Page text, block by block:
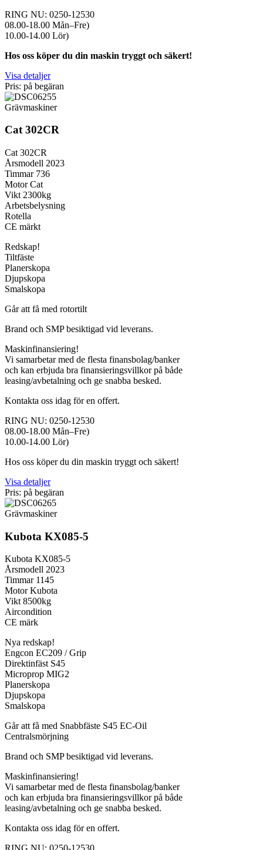
RING NU: 0250-12530
08.00-18.00 Mån–Fre)
10.00-14.00 Lör)
Hos oss köper du din maskin tryggt och säkert!
Visa detaljer
Pris: på begäran
Grävmaskiner
Cat 302CR
Cat 302CR
Årsmodell 2023
Timmar 736
Motor Cat
Vikt 2300kg
Arbetsbelysning
Rotella
CE märkt
Redskap!
Tiltfäste
Planerskopa
Djupskopa
Smalskopa
Går att få med rotortilt
Brand och SMP besiktigad vid leverans.
Maskinfinansiering!
Vi samarbetar med de flesta finansbolag/banker
och kan erbjuda bra finansieringsvillkor på både
leasing/avbetalning och ge snabba besked.
Kontakta oss idag för en offert.
RING NU: 0250-12530
08.00-18.00 Mån–Fre)
10.00-14.00 Lör)
Hos oss köper du din maskin tryggt och säkert!
Visa detaljer
Pris: på begäran
Grävmaskiner
Kubota KX085-5
Kubota KX085-5
Årsmodell 2023
Timmar 1145
Motor Kubota
Vikt 8500kg
Aircondition
CE märk
Nya redskap!
Engcon EC209 / Grip
Direktinfäst S45
Microprop MIG2
Planerskopa
Djupskopa
Smalskopa
Går att få med Snabbfäste S45 EC-Oil
Centralsmörjning
Brand och SMP besiktigad vid leverans.
Maskinfinansiering!
Vi samarbetar med de flesta finansbolag/banker
och kan erbjuda bra finansieringsvillkor på både
leasing/avbetalning och ge snabba besked.
Kontakta oss idag för en offert.